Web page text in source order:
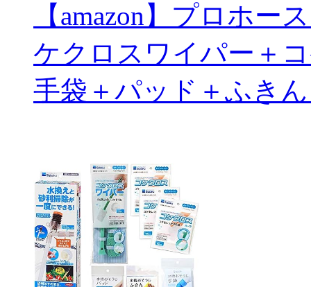
【amazon】プロホ
ケクロスワイパー＋
手袋＋パッド＋ふき